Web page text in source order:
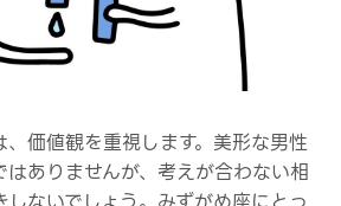
価値観を重視します。美形な男性
ありませんが、考えが合わない相